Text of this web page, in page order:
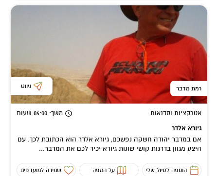
רמת מדבר ניווט
אטרקציות וסדנאות משך: 04:00 שעות
גיורא אלדר
אם במדבר יהודה חשקה נפשכם, גיורא אלדר הוא הכתובת לכך. עם
היצע מגוון בדרגות קושי שונות גיורא יכיר לכם את המדבר...
הוספה לטיול שלי על המפה שמירה למועדפים